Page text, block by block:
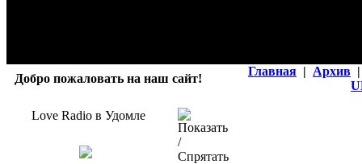
Добро пожаловать на наш сайт!
Главная | Архив |
Love Radio в Удомле